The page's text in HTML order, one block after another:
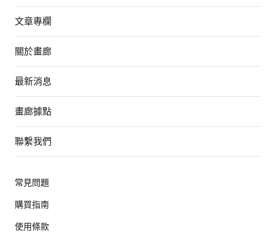
文章專欄
關於畫廊
最新消息
畫廊據點
聯繫我們
常見問題
購買指南
使用條款